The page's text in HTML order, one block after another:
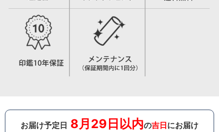
お届け予定日 8月29日以内の吉日にお届け